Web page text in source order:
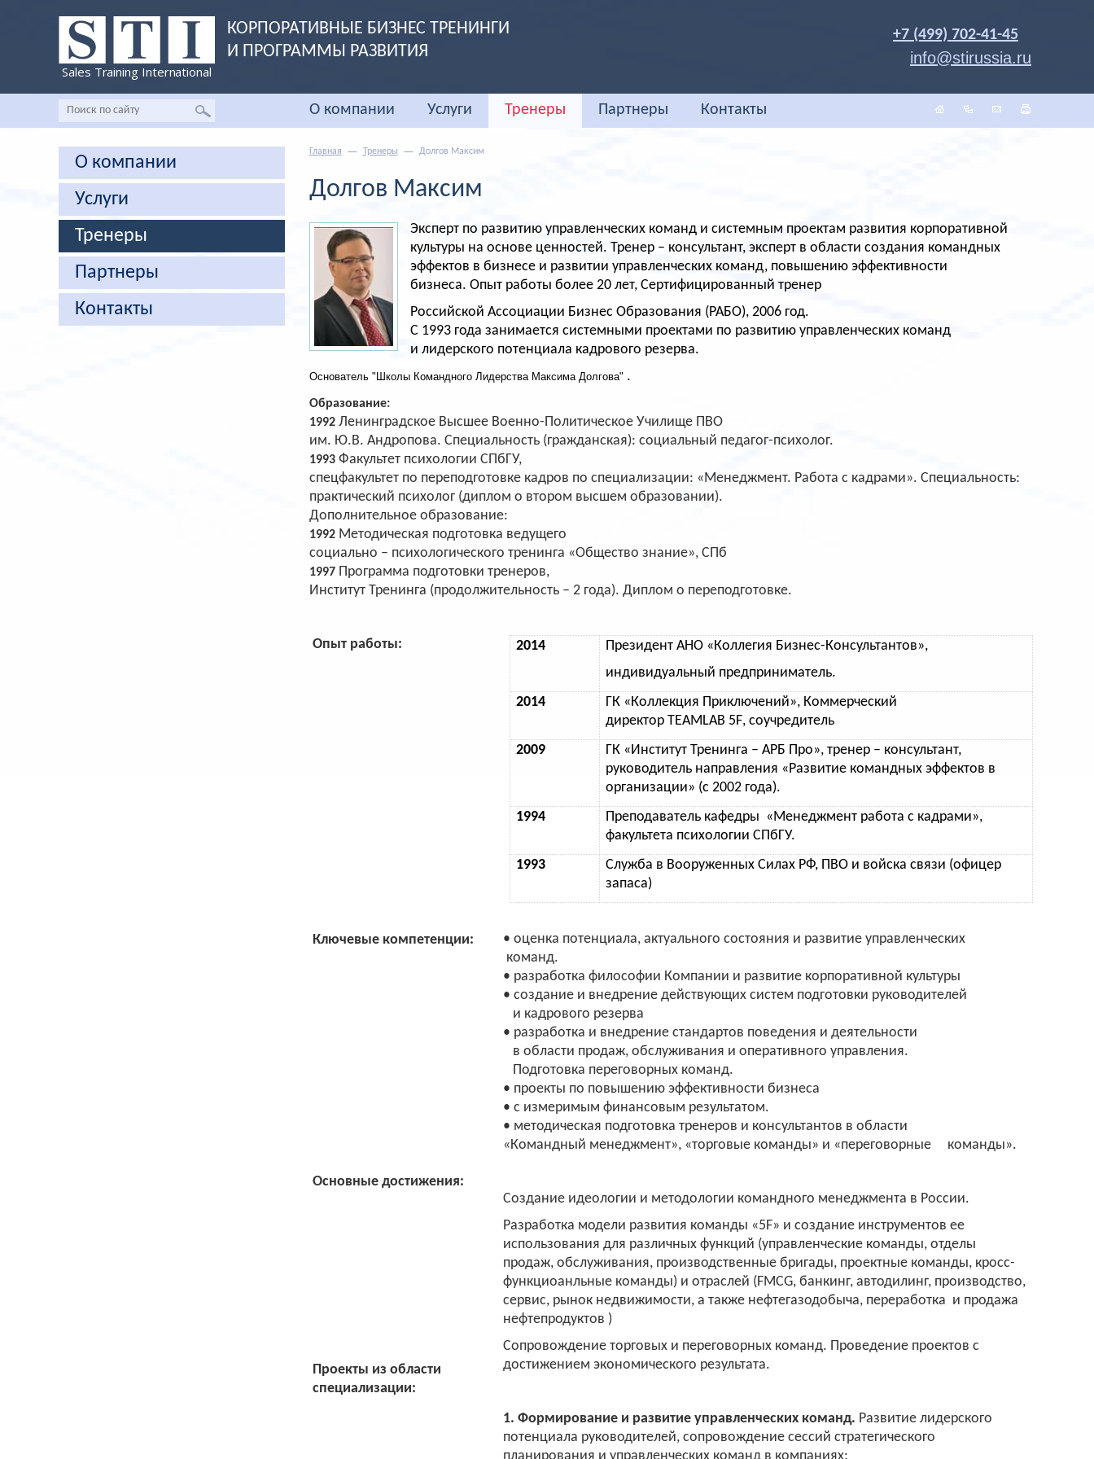
Sales Training International
КОРПОРАТИВНЫЕ БИЗНЕС ТРЕНИНГИ
И ПРОГРАММЫ РАЗВИТИЯ
+7 (499) 702-41-45
info@stirussia.ru
О компании Услуги Тренеры Партнеры Контакты
О компании
Услуги
Тренеры
Партнеры
Контакты
Главная Тренеры Долгов Максим
Долгов Максим
Эксперт по развитию управленческих команд и системным проектам развития корпоративной
культуры на основе ценностей. Тренер – консультант, эксперт в области создания командных
эффектов в бизнесе и развитии управленческих команд, повышению эффективности
бизнеса. Опыт работы более 20 лет, Сертифицированный тренер
Российской Ассоциации Бизнес Образования (РАБО), 2006 год.
С 1993 года занимается системными проектами по развитию управленческих команд
и лидерского потенциала кадрового резерва.
Основатель "Школы Командного Лидерства Максима Долгова" .
Образование:
1992 Ленинградское Высшее Военно-Политическое Училище ПВО
им. Ю.В. Андропова. Специальность (гражданская): социальный педагог-психолог.
1993 Факультет психологии СПбГУ,
спецфакультет по переподготовке кадров по специализации: «Менеджмент. Работа с кадрами». Специальность:
практический психолог (диплом о втором высшем образовании).
Дополнительное образование:
1992 Методическая подготовка ведущего
социально – психологического тренинга «Общество знание», СПб
1997 Программа подготовки тренеров,
Институт Тренинга (продолжительность – 2 года). Диплом о переподготовке.
Опыт работы:
Ключевые компетенции:
Основные достижения:
Проекты из области
специализации:
2014
Президент АНО «Коллегия Бизнес-Консультантов»,
индивидуальный предприниматель.
2014
ГК «Коллекция Приключений», Коммерческий
директор TEAMLAB 5F, соучредитель
2009
ГК «Институт Тренинга – АРБ Про», тренер – консультант,
руководитель направления «Развитие командных эффектов в
организации» (с 2002 года).
1994
Преподаватель кафедры «Менеджмент работа с кадрами»,
факультета психологии СПбГУ.
1993
Служба в Вооруженных Силах РФ, ПВО и войска связи (офицер
запаса)
• оценка потенциала, актуального состояния и развитие управленческих
команд.
• разработка философии Компании и развитие корпоративной культуры
• создание и внедрение действующих систем подготовки руководителей
и кадрового резерва
• разработка и внедрение стандартов поведения и деятельности
в области продаж, обслуживания и оперативного управления.
Подготовка переговорных команд.
• проекты по повышению эффективности бизнеса
• с измеримым финансовым результатом.
• методическая подготовка тренеров и консультантов в области
«Командный менеджмент», «торговые команды» и «переговорные команды».
Создание идеологии и методологии командного менеджмента в России.
Разработка модели развития команды «5F» и создание инструментов ее
использования для различных функций (управленческие команды, отделы
продаж, обслуживания, производственные бригады, проектные команды, кросс-
функциоанльные команды) и отраслей (FMCG, банкинг, автодилинг, производство,
сервис, рынок недвижимости, а также нефтегазодобыча, переработка и продажа
нефтепродуктов )
Сопровождение торговых и переговорных команд. Проведение проектов с
достижением экономического результата.
1. Формирование и развитие управленческих команд. Развитие лидерского
потенциала руководителей, сопровождение сессий стратегического